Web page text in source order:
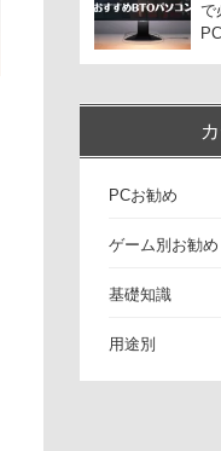
で
PCお勧め
ゲーム別お勧め
基礎知識
用途別